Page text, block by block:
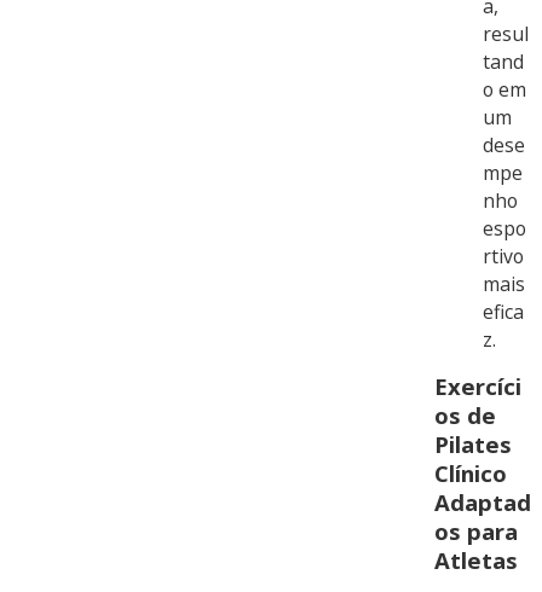
a,
resul
tand
o em
um
dese
mpe
nho
espo
rtivo
mais
efica
z.
Exercíci
os de
Pilates
Clínico
Adaptad
os para
Atletas